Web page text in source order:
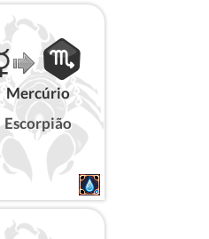
Mercúrio
Escorpião